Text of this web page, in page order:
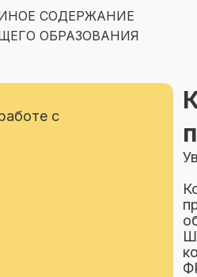
СОДЕРЖАНИЕ
ОБРАЗОВАНИЯ
с